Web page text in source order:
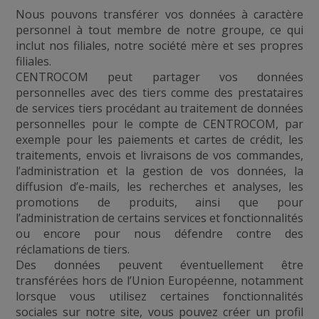
Nous pouvons transférer vos données à caractère
personnel à tout membre de notre groupe, ce qui
inclut nos filiales, notre société mère et ses propres
filiales.
CENTROCOM peut partager vos données
personnelles avec des tiers comme des prestataires
de services tiers procédant au traitement de données
personnelles pour le compte de CENTROCOM, par
exemple pour les paiements et cartes de crédit, les
traitements, envois et livraisons de vos commandes,
l’administration et la gestion de vos données, la
diffusion d’e-mails, les recherches et analyses, les
promotions de produits, ainsi que pour
l’administration de certains services et fonctionnalités
ou encore pour nous défendre contre des
réclamations de tiers.
Des données peuvent éventuellement être
transférées hors de l’Union Européenne, notamment
lorsque vous utilisez certaines fonctionnalités
sociales sur notre site, vous pouvez créer un profil